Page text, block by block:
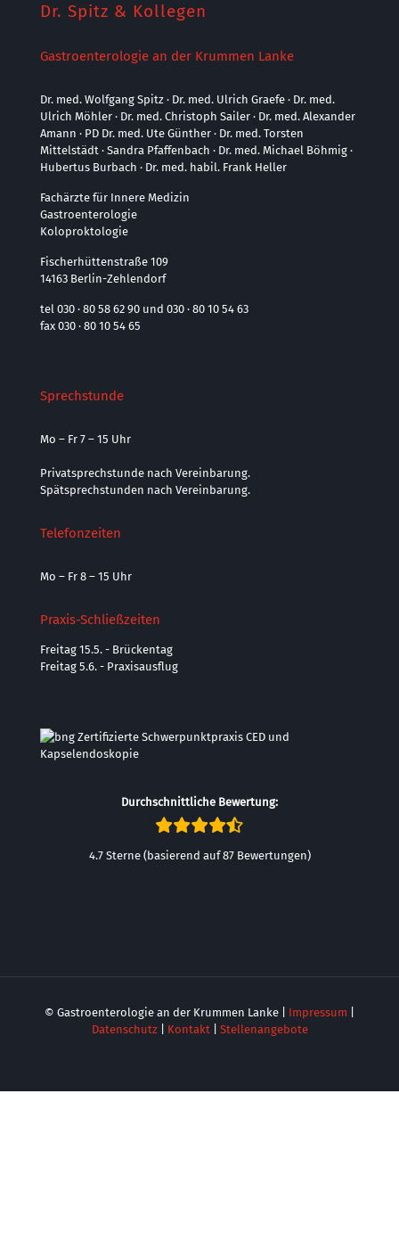
Dr. Spitz & Kollegen
Gastroenterologie an der Krummen Lanke
Dr. med. Wolfgang Spitz · Dr. med. Ulrich Graefe · Dr. med.
Ulrich Möhler · Dr. med. Christoph Sailer · Dr. med. Alexander
Amann · PD Dr. med. Ute Günther · Dr. med. Torsten
Mittelstädt · Sandra Pfaffenbach · Dr. med. Michael Böhmig ·
Hubertus Burbach · Dr. med. habil. Frank Heller
Fachärzte für Innere Medizin
Gastroenterologie
Koloproktologie
Fischerhüttenstraße 109
14163 Berlin-Zehlendorf
tel 030 · 80 58 62 90 und 030 · 80 10 54 63
fax 030 · 80 10 54 65
Sprechstunde
Mo – Fr 7 – 15 Uhr
Privatsprechstunde nach Vereinbarung.
Spätsprechstunden nach Vereinbarung.
Telefonzeiten
Mo – Fr 8 – 15 Uhr
Praxis-Schließzeiten
Freitag 15.5. - Brückentag
Freitag 5.6. - Praxisausflug
Durchschnittliche Bewertung:
4.7 Sterne (basierend auf 87 Bewertungen)
© Gastroenterologie an der Krummen Lanke | Impressum
Datenschutz| Kontakt| Stellenangebote